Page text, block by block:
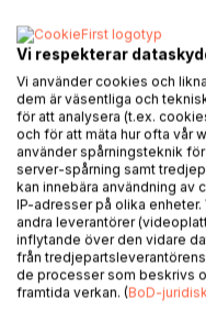
Recensera titel
BESKRIVNING
Den som lever med en
Denna bok är menat att
ett hälsosamt, tryggt
Vi respekterar
Vi använder cookies och
dem är väsentliga och
för att analysera (t.ex.
och för att mäta hur ofta vår
använder spårningsteknik
server-spårning samt
kan innebära användning av
IP-adresser på olika
andra leverantörer
inflytande över den vidare
från
de processer som beskrivs
framtida verkan. (BoD-